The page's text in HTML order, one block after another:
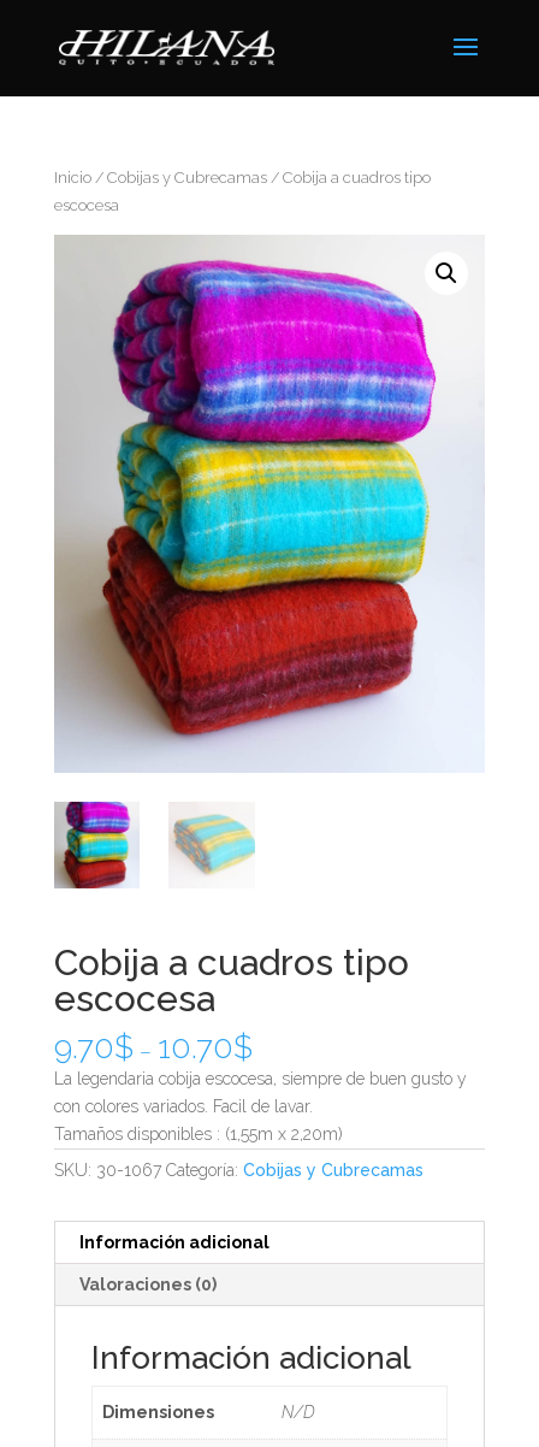
Inicio/ Cobijas y Cubrecamas/ Cobija a cuadros tipo
escocesa
Cobija a cuadros tipo
escocesa
9.70$ – 10.70$
La legendaria cobija escocesa, siempre de buen gusto y
con colores variados. Facil de lavar.
Tamaños disponibles : (1,55m x 2,20m)
SKU: 30-1067 Categoría: Cobijas y Cubrecamas
Información adicional
Valoraciones (0)
Información adicional
Dimensiones N/D